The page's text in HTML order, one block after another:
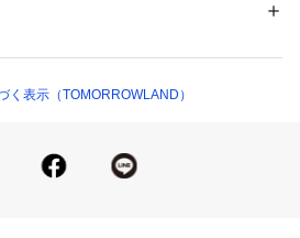
のに触れ、培われた審美眼をもつデ
、下記の商品番号をお申し付けくだ
ンブル乾燥不可、自然乾燥、アイロン仕上げ
クリーニング可
（モール）
表示（TOMORROWLAND）